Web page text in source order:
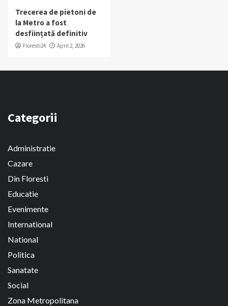
Trecerea de pietoni de
la Metro a fost
desființată definitiv
Floresti24 April 2, 2026
Categorii
Administratie
Cazare
Din Floresti
Educatie
Evenimente
International
National
Politica
Sanatate
Social
Zona Metropolitana